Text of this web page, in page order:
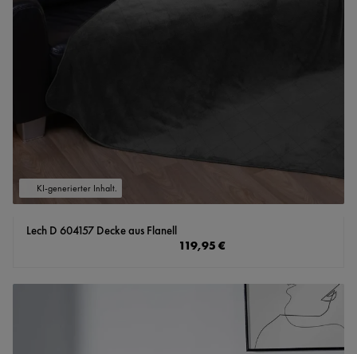
KI-generierter Inhalt.
Lech D 604157 Decke aus Flanell
Regulärer Preis:
119,95 €